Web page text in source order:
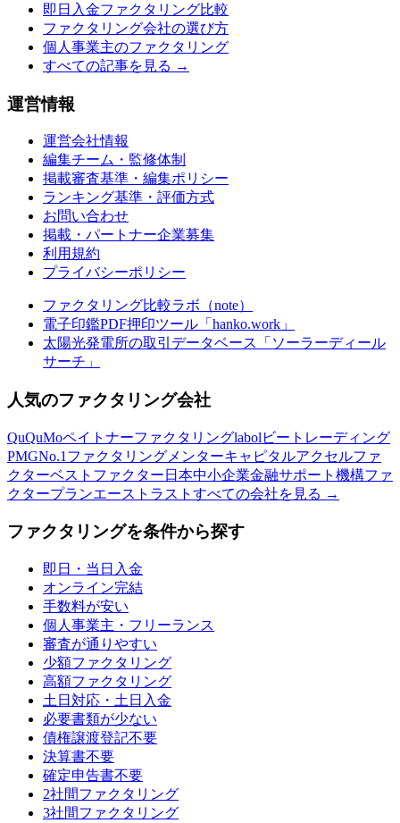
即日入金ファクタリング比較
ファクタリング会社の選び方
個人事業主のファクタリング
すべての記事を見る →
運営情報
運営会社情報
編集チーム・監修体制
掲載審査基準・編集ポリシー
ランキング基準・評価方式
お問い合わせ
掲載・パートナー企業募集
利用規約
プライバシーポリシー
ファクタリング比較ラボ（note）
電子印鑑PDF押印ツール「hanko.work」
太陽光発電所の取引データベース「ソーラーディール
サーチ」
人気のファクタリング会社
QuQuMoペイトナーファクタリングlabol ビートレーディング
PMGNo.1ファクタリング メンターキャピタルアクセルファ
クターベストファクター 日本中小企業金融サポート機構ファ
クタープランエーストラスト すべての会社を見る →
ファクタリングを条件から探す
即日・当日入金
オンライン完結
手数料が安い
個人事業主・フリーランス
審査が通りやすい
少額ファクタリング
高額ファクタリング
土日対応・土日入金
必要書類が少ない
債権譲渡登記不要
決算書不要
確定申告書不要
2社間ファクタリング
3社間ファクタリング